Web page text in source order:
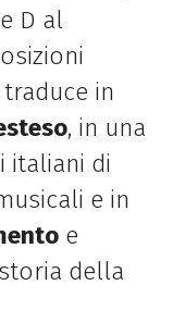
D al
in
, in una
italiani di
e in
e
della